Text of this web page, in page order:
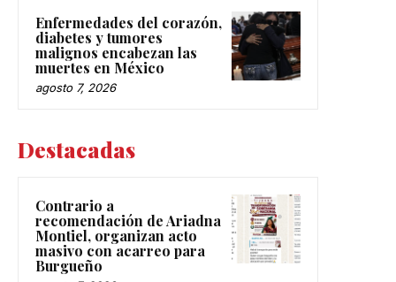
Enfermedades del corazón,
diabetes y tumores
malignos encabezan las
muertes en México
agosto 7, 2026
Destacadas
Contrario a
recomendación de Ariadna
Montiel, organizan acto
masivo con acarreo para
Burgueño